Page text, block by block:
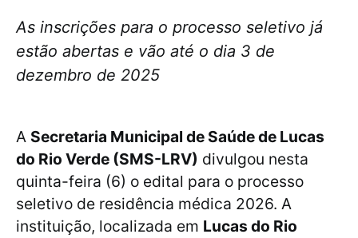
As inscrições para o processo seletivo já
estão abertas e vão até o dia 3 de
dezembro de 2025
A Secretaria Municipal de Saúde de Lucas
do Rio Verde (SMS-LRV) divulgou nesta
quinta-feira (6) o edital para o processo
seletivo de residência médica 2026. A
instituição, localizada em Lucas do Rio